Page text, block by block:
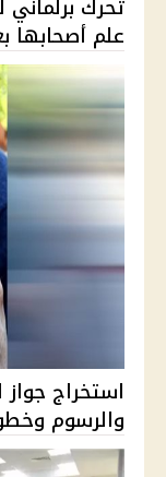
علم أصحابها
والرسوم